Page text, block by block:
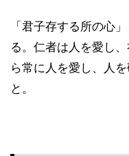
「君子存する所の心
る。仁者は人を愛し
ら常に人を愛し、人
と。